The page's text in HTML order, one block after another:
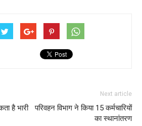
है भारी
Next article
परिवहन विभाग ने किया 15 कर्मचारियों
का स्थानांतरण